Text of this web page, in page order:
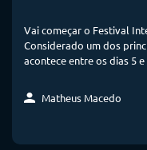
Vai começar o Festival
Considerado um dos
acontece entre os dias 5
Matheus Macedo